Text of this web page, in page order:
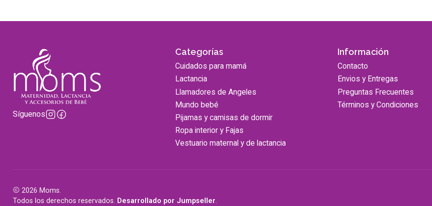
Síguenos
Categorías
Cuidados para mamá
Lactancia
Llamadores de Angeles
Mundo bebé
Pijamas y camisas de dormir
Ropa interior y Fajas
Vestuario maternal y de lactancia
Información
Contacto
Envios y Entregas
Preguntas Frecuentes
Términos y Condiciones
2026 Moms.
Todos los derechos reservados. Desarrollado por Jumpseller.